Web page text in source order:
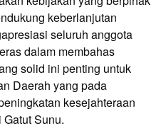
keberlanjutan
seluruh anggota
dalam membahas
solid ini penting untuk
Daerah yang pada
kesejahteraan
Gatut Sunu.